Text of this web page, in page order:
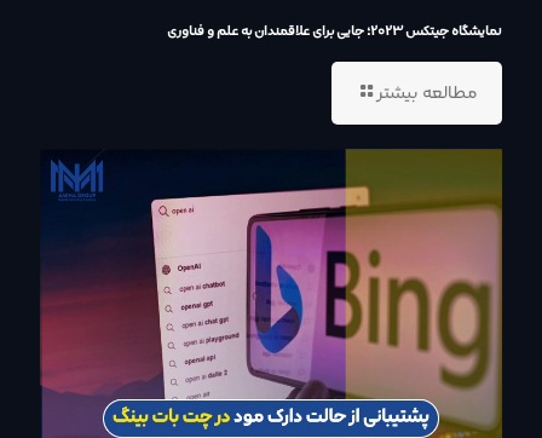
نمایشگاه جیتکس 2023؛ جایی برای علاقمندان به علم و فناوری
مطالعه بیشتر